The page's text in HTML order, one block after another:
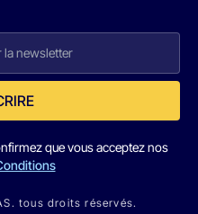
que vous acceptez nos
tous droits réservés.